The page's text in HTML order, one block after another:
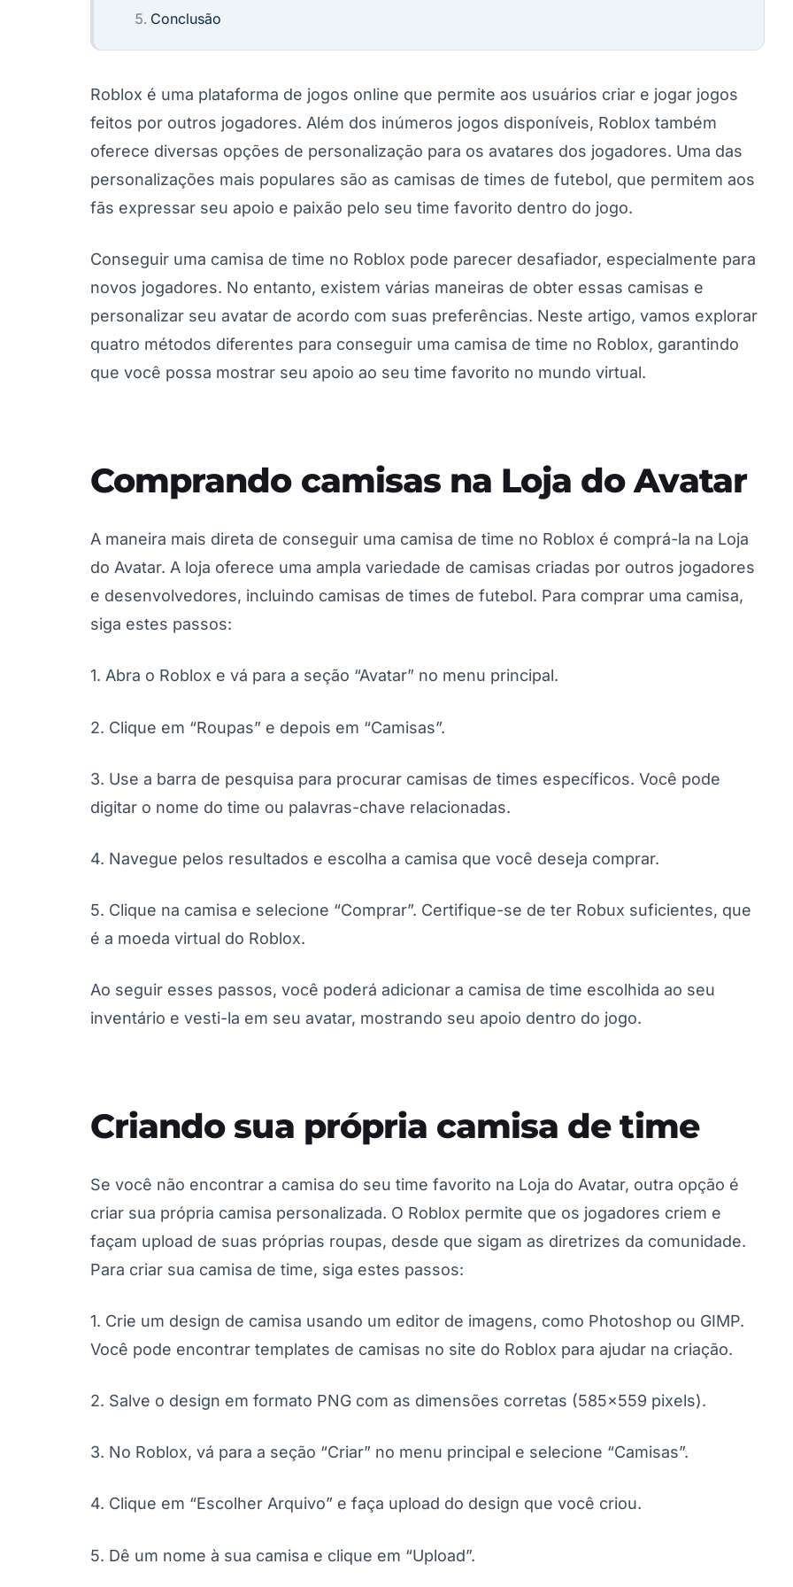
Conclusão
Roblox é uma plataforma de jogos online que permite aos usuários criar e jogar jogos
feitos por outros jogadores. Além dos inúmeros jogos disponíveis, Roblox também
oferece diversas opções de personalização para os avatares dos jogadores. Uma das
personalizações mais populares são as camisas de times de futebol, que permitem aos
fãs expressar seu apoio e paixão pelo seu time favorito dentro do jogo.
Conseguir uma camisa de time no Roblox pode parecer desafiador, especialmente para
novos jogadores. No entanto, existem várias maneiras de obter essas camisas e
personalizar seu avatar de acordo com suas preferências. Neste artigo, vamos explorar
quatro métodos diferentes para conseguir uma camisa de time no Roblox, garantindo
que você possa mostrar seu apoio ao seu time favorito no mundo virtual.
Comprando camisas na Loja do Avatar
A maneira mais direta de conseguir uma camisa de time no Roblox é comprá-la na Loja
do Avatar. A loja oferece uma ampla variedade de camisas criadas por outros jogadores
e desenvolvedores, incluindo camisas de times de futebol. Para comprar uma camisa,
siga estes passos:
1. Abra o Roblox e vá para a seção “Avatar” no menu principal.
2. Clique em “Roupas” e depois em “Camisas”.
3. Use a barra de pesquisa para procurar camisas de times específicos. Você pode
digitar o nome do time ou palavras-chave relacionadas.
4. Navegue pelos resultados e escolha a camisa que você deseja comprar.
5. Clique na camisa e selecione “Comprar”. Certifique-se de ter Robux suficientes, que
é a moeda virtual do Roblox.
Ao seguir esses passos, você poderá adicionar a camisa de time escolhida ao seu
inventário e vesti-la em seu avatar, mostrando seu apoio dentro do jogo.
Criando sua própria camisa de time
Se você não encontrar a camisa do seu time favorito na Loja do Avatar, outra opção é
criar sua própria camisa personalizada. O Roblox permite que os jogadores criem e
façam upload de suas próprias roupas, desde que sigam as diretrizes da comunidade.
Para criar sua camisa de time, siga estes passos:
1. Crie um design de camisa usando um editor de imagens, como Photoshop ou GIMP.
Você pode encontrar templates de camisas no site do Roblox para ajudar na criação.
2. Salve o design em formato PNG com as dimensões corretas (585x559 pixels).
3. No Roblox, vá para a seção “Criar” no menu principal e selecione “Camisas”.
4. Clique em “Escolher Arquivo” e faça upload do design que você criou.
5. Dê um nome à sua camisa e clique em “Upload”.